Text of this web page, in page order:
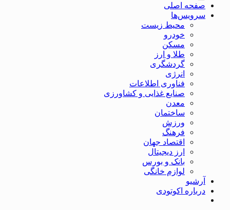
صفحه اصلی
سرویس‌ها
محیط زیست
خودرو
مسکن
طلا و ارز
گردشگری
انرژی
فناوری اطلاعات
صنایع غذایی و کشاورزی
معدن
ساختمان
ورزش
فرهنگ
اقتصاد جهان
ارز دیجیتال
بانک و بورس
لوازم خانگی
آرشیو
درباره اکوتودی